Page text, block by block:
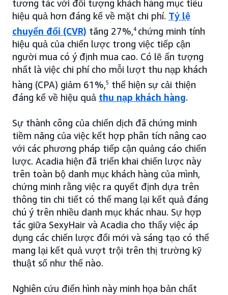
tương tác với đối tượng khách hàng mục tiêu
hiệu quả hơn đáng kể về mặt chi phí. Tỷ lệ
chuyển đổi (CVR) tăng 27%,4 chứng minh tính
hiệu quả của chiến lược trong việc tiếp cận
người mua có ý định mua cao. Có lẽ ấn tượng
nhất là việc chi phí cho mỗi lượt thu nạp khách
hàng (CPA) giảm 61%,5 thể hiện sự cải thiện
đáng kể về hiệu quả thu nạp khách hàng.
Sự thành công của chiến dịch đã chứng minh
tiềm năng của việc kết hợp phân tích nâng cao
với các phương pháp tiếp cận quảng cáo chiến
lược. Acadia hiện đã triển khai chiến lược này
trên toàn bộ danh mục khách hàng của mình,
chứng minh rằng việc ra quyết định dựa trên
thông tin chi tiết có thể mang lại kết quả đáng
chú ý trên nhiều danh mục khác nhau. Sự hợp
tác giữa SexyHair và Acadia cho thấy việc áp
dụng các chiến lược đổi mới và sáng tạo có thể
mang lại kết quả vượt trội trên thị trường kỹ
thuật số như thế nào.
Nghiên cứu điển hình này minh họa bản chất